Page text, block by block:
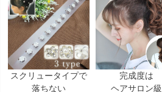
スクリュータイプで
落ちない
完成度は
ヘアサロン級